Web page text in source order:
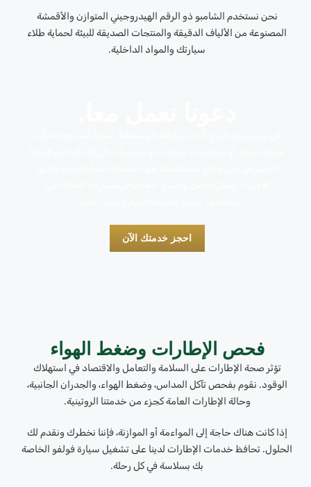
نحن نستخدم الشامبو ذو الرقم الهيدروجيني المتوازن والأقمشة
المصنوعة من الألياف الدقيقة والمنتجات الصديقة للبيئة لحماية طلاء
سيارتك والمواد الداخلية.
احجز خدمتك الآن
فحص الإطارات وضغط الهواء
تؤثر صحة الإطارات على السلامة والتعامل والاقتصاد في استهلاك
الوقود. نقوم بفحص تآكل المداس، وضغط الهواء، والجدران الجانبية،
وحالة الإطارات العامة كجزء من خدمتنا الروتينية.
إذا كانت هناك حاجة إلى المواءمة أو الموازنة، فإننا نخطرك ونقدم لك
الحلول. تحافظ خدمات الإطارات لدينا على تشغيل سيارة فولفو الخاصة
بك بسلاسة في كل رحلة.